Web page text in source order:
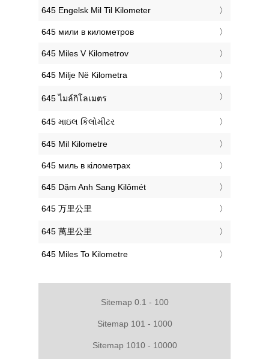
‎645 Engelsk Mil Til Kilometer
‎645 мили в километров
‎645 Miles V Kilometrov
‎645 Milje Në Kilometra
‎645 ไมล์กิโลเมตร
‎645 માઇલ કિલોમીટર
‎645 Mil Kilometre
‎645 миль в кілометрах
‎645 Dặm Anh Sang Kilômét
‎645 万里公里
‎645 萬里公里
‎645 Miles To Kilometre
Sitemap 0.1 - 100
Sitemap 101 - 1000
Sitemap 1010 - 10000